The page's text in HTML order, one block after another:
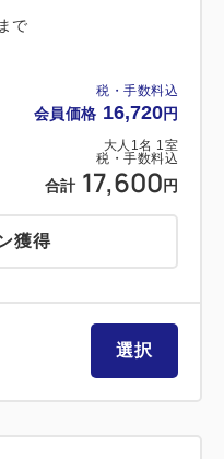
税・手数料込
会員価格 16,720円
大人 1 名 1 室
税・手数料込
合計 17,600 円
で
獲得
選択